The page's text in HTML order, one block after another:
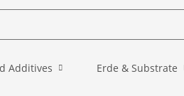
Additives Erde & Substrate